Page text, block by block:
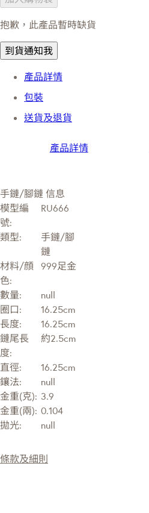
抱歉，此產品暫時缺貨
到貨通知我
產品詳情
包裝
送貨及退貨
產品詳情
手鏈/腳鏈 信息
模型編
號:
RU666
類型:
手鏈/腳
鏈
材料/顔
色:
999足金
數量:
null
圈口:
16.25cm
長度:
16.25cm
鏈尾長
度:
約2.5cm
直徑:
16.25cm
鑲法:
null
金重(克): 3.9
金重(兩): 0.104
拋光:
null
條款及細則